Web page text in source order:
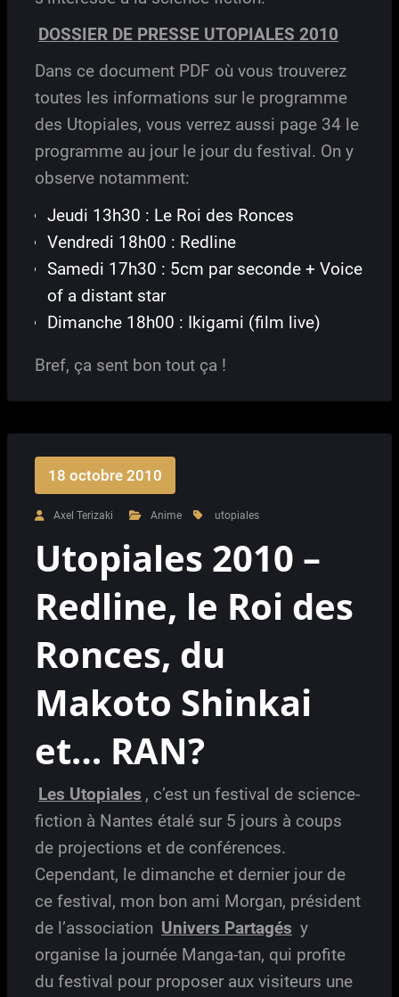
DOSSIER DE PRESSE UTOPIALES 2010
Dans ce document PDF où vous trouverez
toutes les informations sur le programme
des Utopiales, vous verrez aussi page 34 le
programme au jour le jour du festival. On y
observe notamment:
Jeudi 13h30 : Le Roi des Ronces
Vendredi 18h00 : Redline
Samedi 17h30 : 5cm par seconde + Voice
of a distant star
Dimanche 18h00 : Ikigami (film live)
Bref, ça sent bon tout ça !
18 octobre 2010
Axel Terizaki Anime utopiales
Utopiales 2010 –
Redline, le Roi des
Ronces, du
Makoto Shinkai
et… RAN?
Les Utopiales , c’est un festival de science-
fiction à Nantes étalé sur 5 jours à coups
de projections et de conférences.
Cependant, le dimanche et dernier jour de
ce festival, mon bon ami Morgan, président
de l’association Univers Partagés y
organise la journée Manga-tan, qui profite
du festival pour proposer aux visiteurs une